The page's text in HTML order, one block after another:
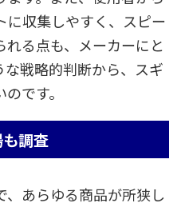
に収集しやすく、スピー
る点も、メーカーにと
な戦略的判断から、スギ
です。
調査
あらゆる商品が所狭し